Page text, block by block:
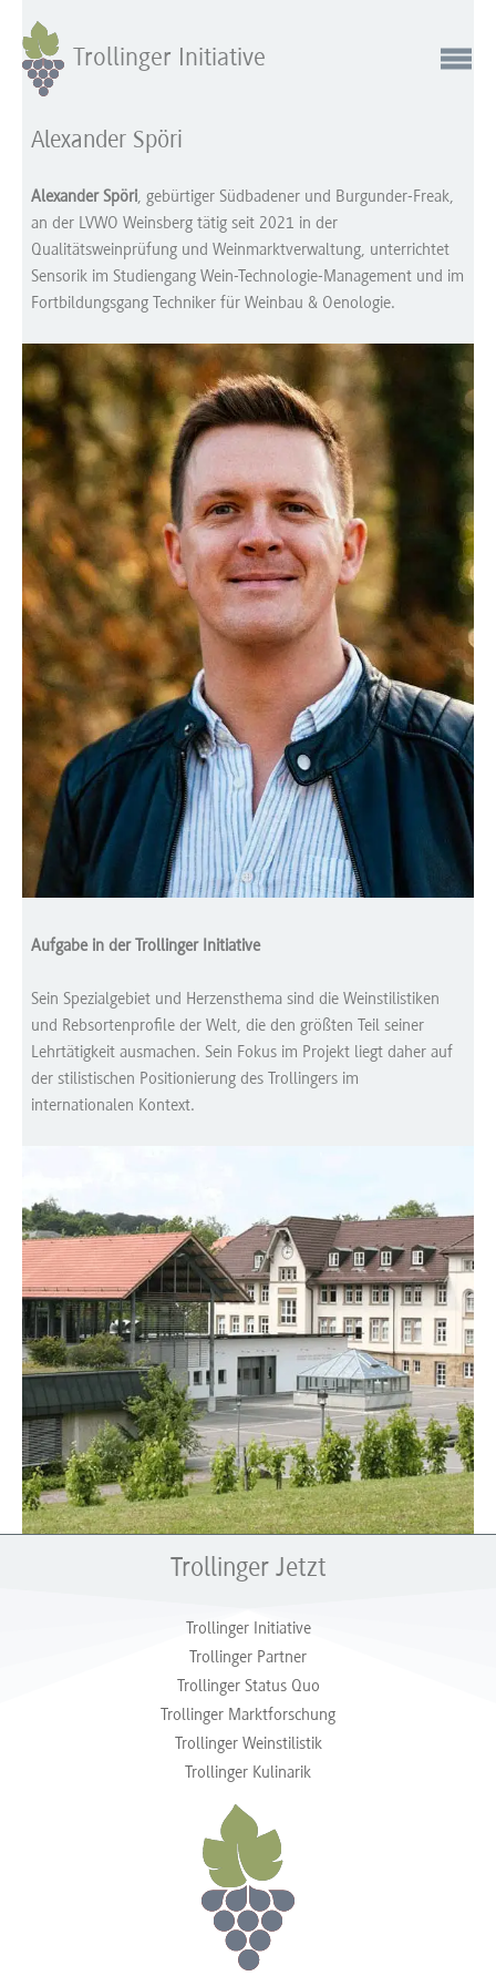
Trollinger Initiative
Alexander Spöri
Alexander Spöri, gebürtiger Südbadener und Burgunder-Freak,
an der LVWO Weinsberg tätig seit 2021 in der
Qualitätsweinprüfung und Weinmarktverwaltung, unterrichtet
Sensorik im Studiengang Wein-Technologie-Management und im
Fortbildungsgang Techniker für Weinbau & Oenologie.
Aufgabe in der Trollinger Initiative
Sein Spezialgebiet und Herzensthema sind die Weinstilistiken
und Rebsortenprofile der Welt, die den größten Teil seiner
Lehrtätigkeit ausmachen. Sein Fokus im Projekt liegt daher auf
der stilistischen Positionierung des Trollingers im
internationalen Kontext.
Trollinger Jetzt
Trollinger Initiative
Trollinger Partner
Trollinger Status Quo
Trollinger Marktforschung
Trollinger Weinstilistik
Trollinger Kulinarik